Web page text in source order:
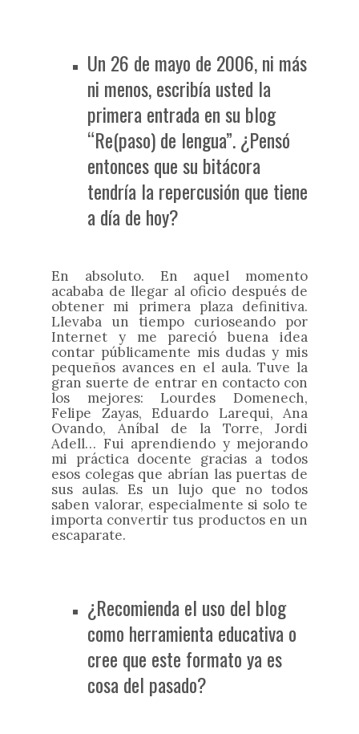
Un 26 de mayo de 2006, ni más
ni menos, escribía usted la
primera entrada en su blog
“Re(paso) de lengua”. ¿Pensó
entonces que su bitácora
tendría la repercusión que tiene
a día de hoy?
En absoluto. En aquel momento
acababa de llegar al oficio después de
obtener mi primera plaza definitiva.
Llevaba un tiempo curioseando por
Internet y me pareció buena idea
contar públicamente mis dudas y mis
pequeños avances en el aula. Tuve la
gran suerte de entrar en contacto con
los mejores: Lourdes Domenech,
Felipe Zayas, Eduardo Larequi, Ana
Ovando, Aníbal de la Torre, Jordi
Adell… Fui aprendiendo y mejorando
mi práctica docente gracias a todos
esos colegas que abrían las puertas de
sus aulas. Es un lujo que no todos
saben valorar, especialmente si solo te
importa convertir tus productos en un
escaparate.
¿Recomienda el uso del blog
como herramienta educativa o
cree que este formato ya es
cosa del pasado?